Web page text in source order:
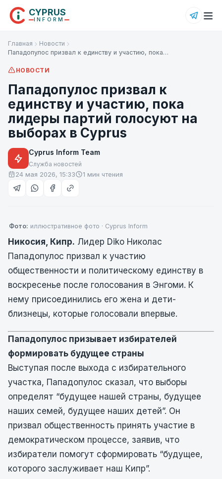
CYPRUS
INFORM
Главная
Новости
Пападопулос призвал к единству и участию, пока…
НОВОСТИ
Пападопулос призвал к
единству и участию, пока
лидеры партий голосуют на
выборах в Cyprus
Cyprus Inform Team
Служба новостей
24 мая 2026, 15:33 1 мин чтения
Фото: иллюстративное фото · Cyprus Inform
Никосия, Кипр. Лидер Diko Николас
Пападопулос призвал к участию
общественности и политическому единству в
воскресенье после голосования в Энгоми. К
нему присоединились его жена и дети-
близнецы, которые голосовали впервые.
Пападопулос призывает избирателей
формировать будущее страны
Выступая после выхода с избирательного
участка, Пападопулос сказал, что выборы
определят “будущее нашей страны, будущее
наших семей, будущее наших детей”. Он
призвал общественность принять участие в
демократическом процессе, заявив, что
избиратели помогут сформировать “будущее,
которого заслуживает наш Кипр”.